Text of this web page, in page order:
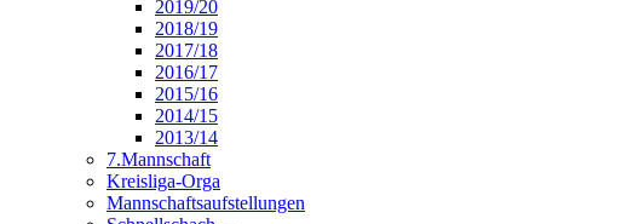
2019/20
2018/19
2017/18
2016/17
2015/16
2014/15
2013/14
7.Mannschaft
Kreisliga-Orga
Mannschaftsaufstellungen